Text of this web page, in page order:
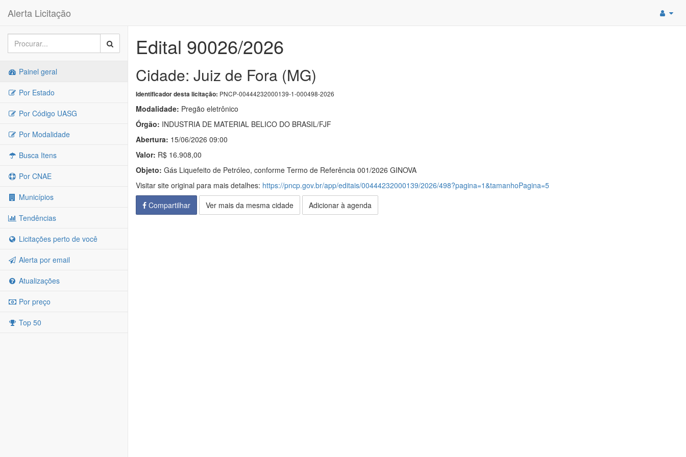
Alerta Licitação
Painel geral
Por Estado
Por Código UASG
Por Modalidade
Busca Itens
Por CNAE
Municípios
Tendências
Licitações perto de você
Alerta por email
Atualizações
Por preço
Top 50
Edital 90026/2026
Cidade: Juiz de Fora (MG)
Identificador desta licitação: PNCP-00444232000139-1-000498-2026
Modalidade: Pregão eletrônico
Órgão: INDUSTRIA DE MATERIAL BELICO DO BRASIL/FJF
Abertura: 15/06/2026 09:00
Valor: R$ 16.908,00
Objeto: Gás Liquefeito de Petróleo, conforme Termo de Referência 001/2026 GINOVA
Visitar site original para mais detalhes: https://pncp.gov.br/app/editais/00444232000139/2026/498?pagina=1&tamanhoPagina=5
Compartilhar
Ver mais da mesma cidade Adicionar à agenda